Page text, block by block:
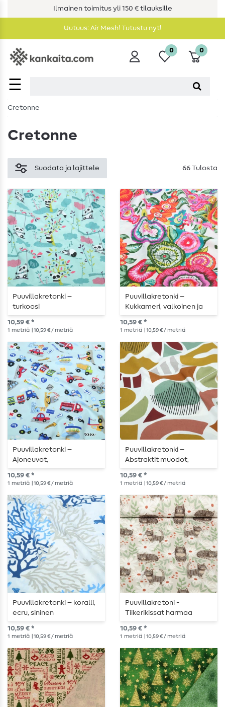
Ilmainen toimitus yli 150 € tilauksille
Uutuus: Air Mesh! Tutustu nyt!
☰
0 0
Cretonne
Cretonne
Suodata ja lajittele 66 Tulosta
Puuvillakretonki –
turkoosi
10,59 € *
1 metriä | 10,59 € / metriä
Puuvillakretonki –
Kukkameri, valkoinen ja
monivärinen
10,59 € *
1 metriä | 10,59 € / metriä
Puuvillakretonki –
Ajoneuvot,
vaaleansininen
10,59 € *
1 metriä | 10,59 € / metriä
Puuvillakretonki –
Abstraktit muodot,
monivärinen
10,59 € *
1 metriä | 10,59 € / metriä
Puuvillakretonki – koralli,
ecru, sininen
10,59 € *
1 metriä | 10,59 € / metriä
Puuvillakretoni -
Tiikerikissat harmaa
10,59 € *
1 metriä | 10,59 € / metriä